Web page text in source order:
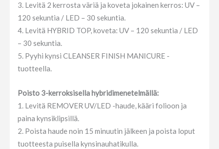
3. Levitä 2 kerrosta väriä ja koveta jokainen kerros: UV –
120 sekuntia / LED – 30 sekuntia.
4. Levitä HYBRID TOP, koveta: UV – 120 sekuntia / LED
– 30 sekuntia.
5. Pyyhi kynsi CLEANSER FINISH MANICURE -
tuotteella.
Poisto 3-kerroksisella hybridimenetelmällä:
1. Levitä REMOVER UV/LED -haude, kääri folioon ja
paina kynsiklipsillä.
2. Poista haude noin 15 minuutin jälkeen ja poista loput
tuotteesta puisella kynsinauhatikulla.